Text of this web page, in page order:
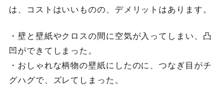
は、コストはいいものの、デメリットはあります。
・壁と壁紙やクロスの間に空気が入ってしまい、凸
凹ができてしまった。
・おしゃれな柄物の壁紙にしたのに、つなぎ目がチ
グハグで、ズレてしまった。